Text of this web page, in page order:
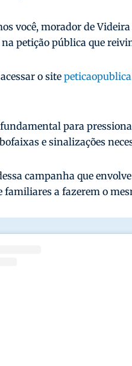
você, morador de
petição pública que
o site
para
e sinalizações
campanha que
familiares a fazerem o